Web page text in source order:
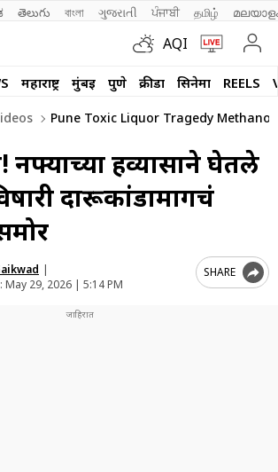
తెలుగు বাংলা ગુજરાતી ਪੰਜਾਬੀ தமிழ்
AQI
महाराष्ट्र मुंबई पुणे क्रीडा सिनेमा REELS
Pune Toxic Liquor Tragedy
नफ्याच्या हव्यासाने घेतले
दारूकांडामागचं
|
May 29, 2026 | 5:14 PM
SHARE